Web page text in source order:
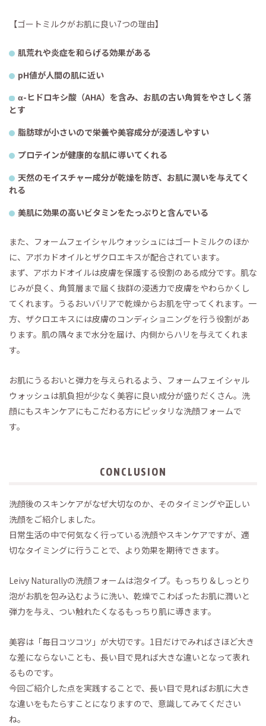
【ゴートミルクがお肌に良い7つの理由】
肌荒れや炎症を和らげる効果がある
pH値が人間の肌に近い
α-ヒドロキシ酸（AHA）を含み、お肌の古い角質をやさしく落
とす
脂肪球が小さいので栄養や美容成分が浸透しやすい
プロテインが健康的な肌に導いてくれる
天然のモイスチャー成分が乾燥を防ぎ、お肌に潤いを与えてく
れる
美肌に効果の高いビタミンをたっぷりと含んでいる
また、フォームフェイシャルウォッシュにはゴートミルクのほか
に、アボカドオイルとザクロエキスが配合されています。
まず、アボカドオイルは皮膚を保護する役割のある成分です。肌な
じみが良く、角質層まで届く抜群の浸透力で皮膚をやわらかくし
てくれます。うるおいバリアで乾燥からお肌を守ってくれます。一
方、ザクロエキスには皮膚のコンディショニングを行う役割があ
ります。肌の隅々まで水分を届け、内側からハリを与えてくれま
す。
お肌にうるおいと弾力を与えられるよう、フォームフェイシャル
ウォッシュは肌負担が少なく美容に良い成分が盛りだくさん。洗
顔にもスキンケアにもこだわる方にピッタリな洗顔フォームで
す。
CONCLUSION
洗顔後のスキンケアがなぜ大切なのか、そのタイミングや正しい
洗顔をご紹介しました。
日常生活の中で何気なく行っている洗顔やスキンケアですが、適
切なタイミングに行うことで、より効果を期待できます。
Leivy Naturallyの洗顔フォームは泡タイプ。もっちり＆しっとり
泡がお肌を包み込むように洗い、乾燥でこわばったお肌に潤いと
弾力を与え、つい触れたくなるもっちり肌に導きます。
美容は「毎日コツコツ」が大切です。1日だけでみればさほど大き
な差にならないことも、長い目で見れば大きな違いとなって表れ
るものです。
今回ご紹介した点を実践することで、長い目で見ればお肌に大き
な違いをもたらすことになりますので、意識してみてください
ね。